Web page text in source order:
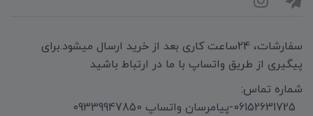
سفارشات، 24ساعت کاری بعد از خرید ارسال میشود.برای
پیگیری از طریق واتساپ با ما در ارتباط باشید
شماره تماس:
06152631725-پیامرسان واتساپ 09339947850